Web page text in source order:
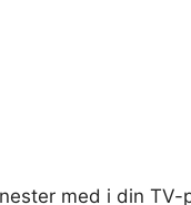
med i din